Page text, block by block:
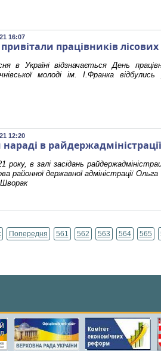
16:07
працівників лісових
в Україні відзначається День
молоді ім. І.Франка
12:20
в райдержадміністрації
року, в залі засідань
районної державної адміністрації
Шворак
Попередня 561 562 563 564 565